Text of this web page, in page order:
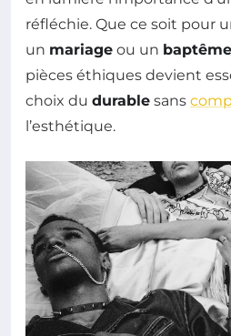
réfléchie. Que ce soit pour
un mariage ou un baptême
pièces éthiques devient
choix du durable sans
l’esthétique.